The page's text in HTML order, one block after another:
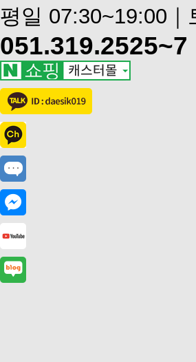
평일 07:30~19:00
051.319.2525~7